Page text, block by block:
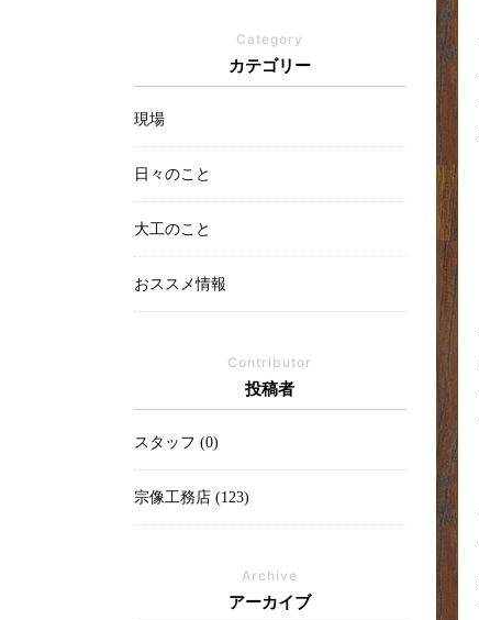
Category
カテゴリー
現場
日々のこと
大工のこと
おススメ情報
Contributor
投稿者
スタッフ (0)
宗像工務店 (123)
Archive
アーカイブ